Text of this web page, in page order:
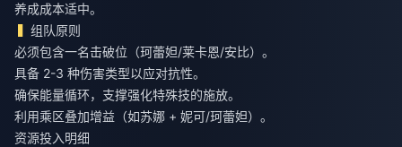
养成成本适中。
组队原则
必须包含一名击破位（珂蕾妲/莱卡恩/安比）。
具备 2-3 种伤害类型以应对抗性。
确保能量循环，支撑强化特殊技的施放。
利用乘区叠加增益（如苏娜 + 妮可/珂蕾妲）。
资源投入明细